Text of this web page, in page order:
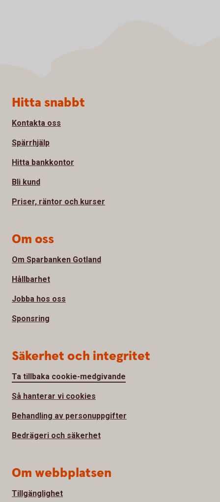
Sidfot
Hitta snabbt
Kontakta oss
Spärrhjälp
Hitta bankkontor
Bli kund
Priser, räntor och kurser
Om oss
Om Sparbanken Gotland
Hållbarhet
Jobba hos oss
Sponsring
Säkerhet och integritet
Ta tillbaka cookie-medgivande
Så hanterar vi cookies
Behandling av personuppgifter
Bedrägeri och säkerhet
Om webbplatsen
Tillgänglighet